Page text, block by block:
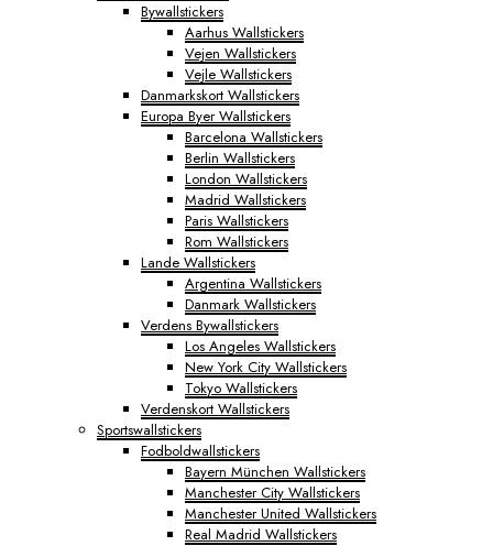
Bywallstickers
Aarhus Wallstickers
Vejen Wallstickers
Vejle Wallstickers
Danmarkskort Wallstickers
Europa Byer Wallstickers
Barcelona Wallstickers
Berlin Wallstickers
London Wallstickers
Madrid Wallstickers
Paris Wallstickers
Rom Wallstickers
Lande Wallstickers
Argentina Wallstickers
Danmark Wallstickers
Verdens Bywallstickers
Los Angeles Wallstickers
New York City Wallstickers
Tokyo Wallstickers
Verdenskort Wallstickers
Sportswallstickers
Fodboldwallstickers
Bayern München Wallstickers
Manchester City Wallstickers
Manchester United Wallstickers
Real Madrid Wallstickers